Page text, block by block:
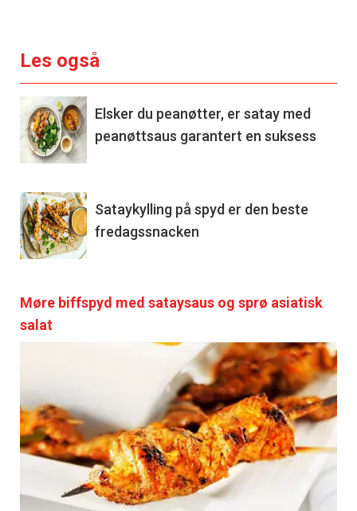
Les også
Elsker du peanøtter, er satay med
peanøttsaus garantert en suksess
Sataykylling på spyd er den beste
fredagssnacken
Møre biffspyd med sataysaus og sprø asiatisk
salat